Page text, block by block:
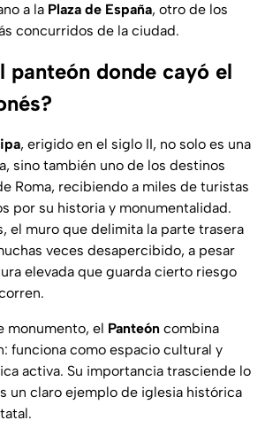
a la Plaza de España, otro de los
concurridos de la ciudad.
panteón donde cayó el
, erigido en el siglo II, no solo es una
sino también uno de los destinos
Roma, recibiendo a miles de turistas
por su historia y monumentalidad.
el muro que delimita la parte trasera
veces desapercibido, a pesar
elevada que guarda cierto riesgo
monumento, el Panteón combina
funciona como espacio cultural y
activa. Su importancia trasciende lo
un claro ejemplo de iglesia histórica